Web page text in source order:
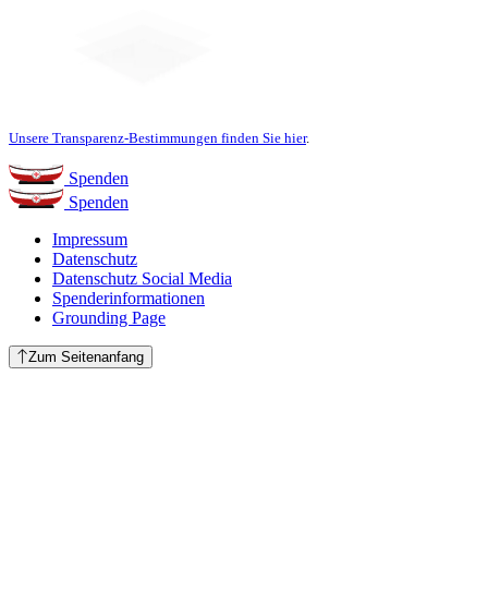
Unsere Transparenz-Bestimmungen finden Sie hier.
Spenden
Spenden
Impressum
Datenschutz
Datenschutz Social Media
Spenderinformationen
Grounding Page
Zum Seitenanfang